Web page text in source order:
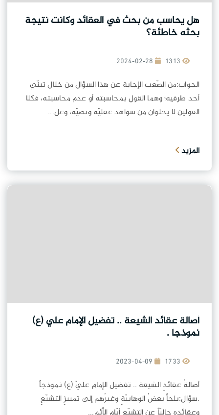
هل يحاسب من بحث في العقائد وكانت نتيجة
بحثه خاطئة؟
2024-02-28
الجواب:من الصّعب الإجابة عن هذا السؤال من خلال تبنّي
أحد طرفيه؛ وهما القول بمحاسبته أو عدم محاسبته، فكلا
القولين لا يخلوان من شواهد عقليّة ونصيّة، وعل...
المزيد
أصالة عقائد الشيعة .. تفضيل الإمام علي (ع)
نموذجا .
2023-04-09
أصالةُ عقائدِ الشيعة .. تفضيل الإمام عليّ (ع) نموذجاً
.سؤال:يلجأ بعضُ الوهابيّةِ وغيرُهم إلى تمييزِ التشيّعِ